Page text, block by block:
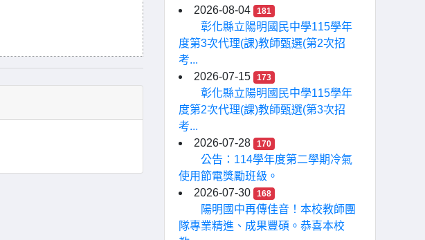
2026-08-04
181
彰化縣立陽明國民中學115學年
度第3次代理(課)教師甄選(第2次招
考...
2026-07-15
173
彰化縣立陽明國民中學115學年
度第2次代理(課)教師甄選(第3次招
考...
2026-07-28
170
公告：114學年度第二學期冷氣
使用節電獎勵班級。
2026-07-30
168
陽明國中再傳佳音！本校教師團
隊專業精進、成果豐碩。恭喜本校